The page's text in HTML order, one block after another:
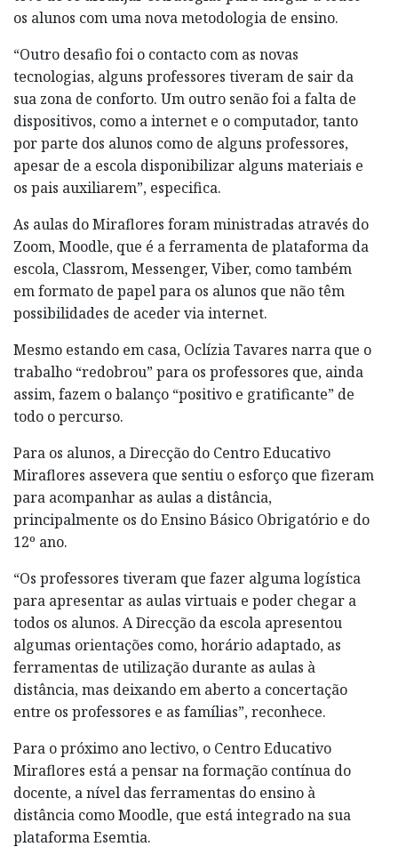
os alunos com uma nova metodologia de ensino.
“Outro desafio foi o contacto com as novas
tecnologias, alguns professores tiveram de sair da
sua zona de conforto. Um outro senão foi a falta de
dispositivos, como a internet e o computador, tanto
por parte dos alunos como de alguns professores,
apesar de a escola disponibilizar alguns materiais e
os pais auxiliarem”, especifica.
As aulas do Miraflores foram ministradas através do
Zoom, Moodle, que é a ferramenta de plataforma da
escola, Classrom, Messenger, Viber, como também
em formato de papel para os alunos que não têm
possibilidades de aceder via internet.
Mesmo estando em casa, Oclízia Tavares narra que o
trabalho “redobrou” para os professores que, ainda
assim, fazem o balanço “positivo e gratificante” de
todo o percurso.
Para os alunos, a Direcção do Centro Educativo
Miraflores assevera que sentiu o esforço que fizeram
para acompanhar as aulas a distância,
principalmente os do Ensino Básico Obrigatório e do
12º ano.
“Os professores tiveram que fazer alguma logística
para apresentar as aulas virtuais e poder chegar a
todos os alunos. A Direcção da escola apresentou
algumas orientações como, horário adaptado, as
ferramentas de utilização durante as aulas à
distância, mas deixando em aberto a concertação
entre os professores e as famílias”, reconhece.
Para o próximo ano lectivo, o Centro Educativo
Miraflores está a pensar na formação contínua do
docente, a nível das ferramentas do ensino à
distância como Moodle, que está integrado na sua
plataforma Esemtia.